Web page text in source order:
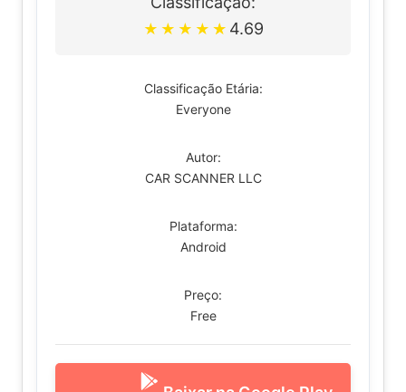
★ ★ ★ ★ ★ 4.69
Classificação Etária:
Everyone
Autor:
CAR SCANNER LLC
Plataforma:
Android
Preço:
Free